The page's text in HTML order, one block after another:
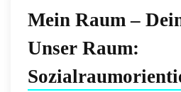
Mein Raum –
Unser Raum: